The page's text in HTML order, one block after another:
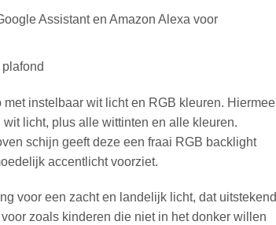
Assistant en Amazon Alexa voor
instelbaar wit licht en RGB kleuren. Hiermee
licht, plus alle wittinten en alle kleuren.
schijn geeft deze een fraai RGB backlight
accentlicht voorziet.
voor een zacht en landelijk licht, dat uitstekend
zoals kinderen die niet in het donker willen